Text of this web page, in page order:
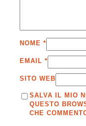
NOME *
EMAIL *
SITO WEB
SALVA IL MIO
QUESTO
CHE